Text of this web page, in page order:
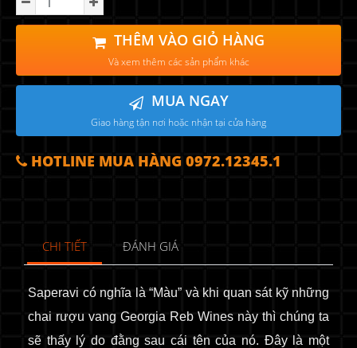
THÊM VÀO GIỎ HÀNG
Và xem thêm các sản phẩm khác
MUA NGAY
Giao hàng tận nơi hoặc nhận tại cửa hàng
HOTLINE MUA HÀNG 0972.12345.1
CHI TIẾT ĐÁNH GIÁ
Saperavi có nghĩa là “Màu” và khi quan sát kỹ những
chai rượu vang Georgia Reb Wines này thì chúng ta
sẽ thấy lý do đằng sau cái tên của nó. Đây là một